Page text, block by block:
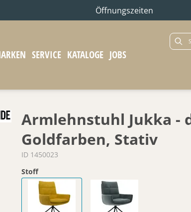
Öffnungszeiten
SERVICE KATALOGE JOBS
Armlehnstuhl Jukka -
Goldfarben, Stativ
ID 1450023
Stoff